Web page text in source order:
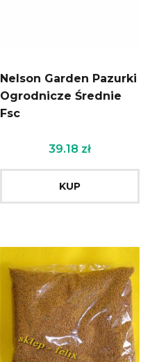
Nelson Garden Pazurki
Ogrodnicze Średnie
Fsc
39.18 zł
KUP